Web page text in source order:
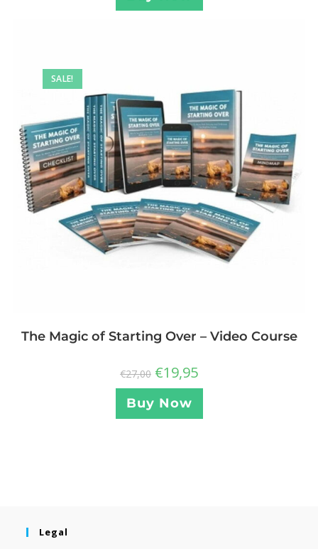
SALE!
The Magic of Starting Over – Video Course
€27,00 €19,95
Buy Now
Legal